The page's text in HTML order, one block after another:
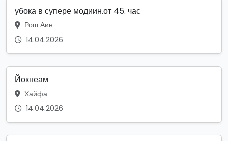
убока в супере модиин.от 45. час
Рош Аин
14.04.2026
Йокнеам
Хайфа
14.04.2026